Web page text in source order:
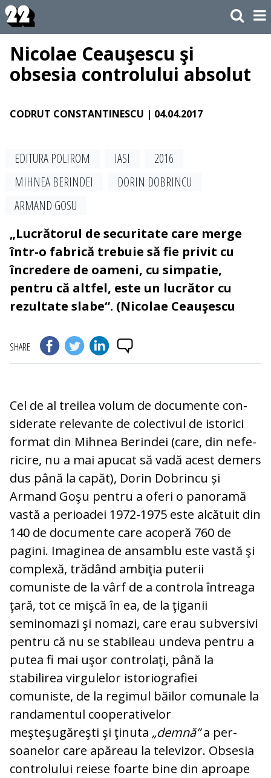
Nicolae Ceauşescu şi
obsesia controlului absolut
CODRUT CONSTANTINESCU | 04.04.2017
EDITURA POLIROM IASI
2016
MIHNEA BERINDEI
DORIN DOBRINCU
ARMAND GOSU
„Lucrătorul de securitate care merge
într-o fabrică trebuie să fie privit cu
încredere de oameni, cu simpatie,
pentru că altfel, este un lucrător cu
rezultate slabe“. (Nicolae Ceauşescu
SHARE
Cel de al treilea volum de documente con­
siderate relevante de colectivul de istorici
format din Mihnea Berindei (care, din ne­fe­
ricire, nu a mai apucat să vadă acest de­mers
dus până la capăt), Do­rin Dobrincu și
Armand Goşu pentru a oferi o pa­noramă
vastă a perioadei 1972-1975 este alcătuit din
140 de documente care acoperă 760 de
pagini. Ima­ginea de ansamblu este vastă şi
complexă, trădând ambiţia puterii
comuniste de la vârf de a controla în­treaga
ţară, tot ce mişcă în ea, de la ţiganii
seminomazi şi nomazi, care erau subversivi
pentru că nu se sta­bileau undeva pentru a
putea fi mai uşor controlaţi, până la
stabilirea virgulelor is­toriografiei
comuniste, de la regimul băi­lor comunale la
randamentul coo­pe­ra­ti­velor
meşteşugăreşti şi ţinuta „demnă“a per­
soanelor care apăreau la televizor. Ob­sesia
controlului reiese foarte bine din aproape